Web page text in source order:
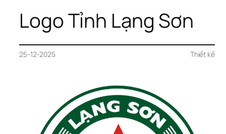
Logo Tỉnh Lạng Sơn
25-12-2025 Thiết kế